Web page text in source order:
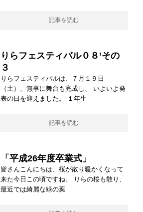
記事を読む
りらフェスティバル０８’その
３
りらフェスティバルは、７月１９日
（土）、無事に舞台も完成し、 いよいよ発
表の日を迎えました。 １年生
記事を読む
「平成26年度卒業式」
皆さんこんにちは、桜が散り暖かくなって
来た今日この頃ですね。 りらの桜も散り、
最近では綺麗な緑の葉